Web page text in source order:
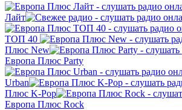
Лайт
ТОП 40
Плюс New
Европа Плюс Party
Urban
Плюс K-Pop
Европа Плюс Rock